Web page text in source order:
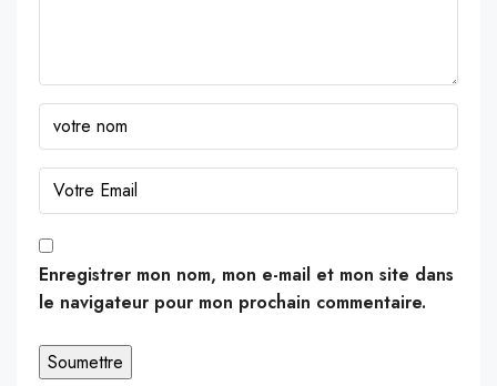
Enregistrer mon nom, mon e-mail et mon site dans
le navigateur pour mon prochain commentaire.